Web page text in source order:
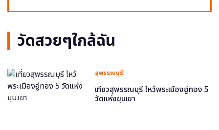
วัดสวยๆใกล้ฉัน
สุพรรณบุรี
เที่ยวสุพรรณบุรี ไหว้พระเมืองอู่ทอง 5
วัดแห่งขุนเขา